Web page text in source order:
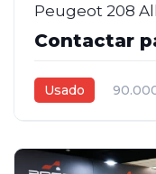
Peugeot 208
Contactar
Usado